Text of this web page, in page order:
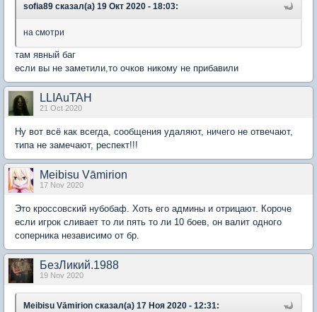
sofia89 сказал(а) 19 Окт 2020 - 18:03:
на смотри
там явный баг
если вы не заметили,то очков никому не прибавили
LLIAuTAH
21 Oct 2020
Ну вот всё как всегда, сообщения удаляют, ничего не отвечают,
типа не замечают, респект!!!
Meibisu Vāmirion
17 Nov 2020
Это кроссовский нубобаф. Хоть его админы и отрицают. Короче
если игрок сливает то ли пять то ли 10 боев, он валит одного
соперника независимо от бр.
БезЛикий.1988
19 Nov 2020
Meibisu Vāmirion сказал(а) 17 Ноя 2020 - 12:31: